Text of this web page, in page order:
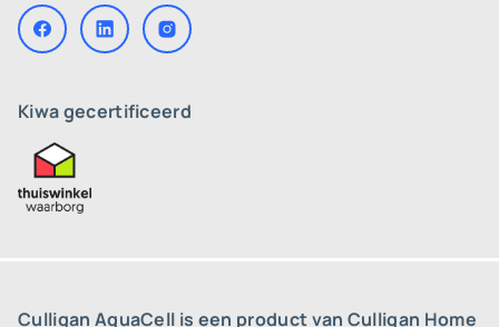
Kiwa gecertificeerd
Culligan AquaCell is een product van Culligan Home